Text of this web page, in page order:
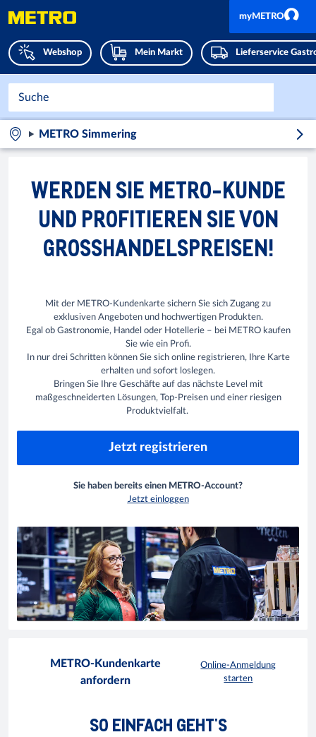
Webshop Mein Markt Lieferservice
myMETRO
METRO Simmering
WERDEN SIE METRO-KUNDE
UND PROFITIEREN SIE VON
GROSSHANDELSPREISEN!
Mit der METRO-Kundenkarte sichern Sie sich Zugang zu
exklusiven Angeboten und hochwertigen Produkten.
Egal ob Gastronomie, Handel oder Hotellerie – bei METRO kaufen
Sie wie ein Profi.
In nur drei Schritten können Sie sich online registrieren, Ihre Karte
erhalten und sofort loslegen.
Bringen Sie Ihre Geschäfte auf das nächste Level mit
maßgeschneiderten Lösungen, Top-Preisen und einer riesigen
Produktvielfalt.
Jetzt registrieren
Sie haben bereits einen METRO-Account?
Jetzt einloggen
METRO-Kundenkarte
anfordern
Online-Anmeldung
starten
SO EINFACH GEHT'S